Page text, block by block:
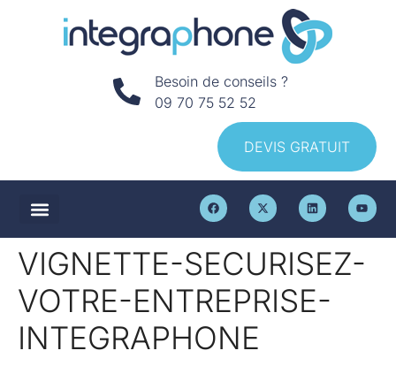
Besoin de conseils ?
09 70 75 52 52
DEVIS GRATUIT
VIGNETTE-SECURISEZ-
VOTRE-ENTREPRISE-
INTEGRAPHONE